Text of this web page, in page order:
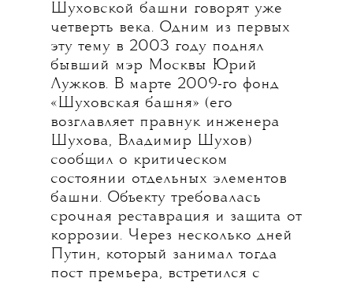
Шуховской башни говорят уже
четверть века. Одним из первых
эту тему в 2003 году поднял
бывший мэр Москвы Юрий
Лужков. В марте 2009-го фонд
«Шуховская башня» (его
возглавляет правнук инженера
Шухова, Владимир Шухов)
сообщил о критическом
состоянии отдельных элементов
башни. Объекту требовалась
срочная реставрация и защита от
коррозии. Через несколько дней
Путин, который занимал тогда
пост премьера, встретился с